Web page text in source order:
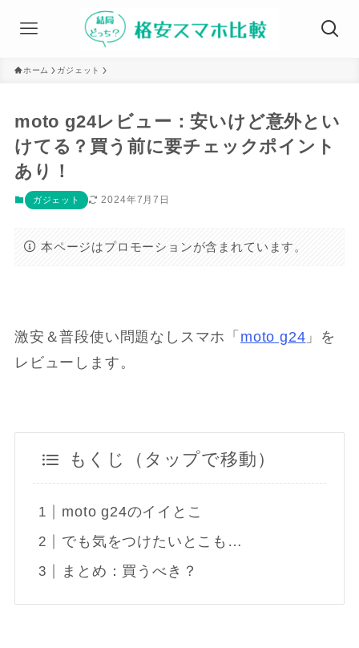
ホーム ガジェット
moto g24レビュー：安いけど意外とい
けてる？買う前に要チェックポイント
あり！
ガジェット 2024年7月7日
本ページはプロモーションが含まれています。
激安＆普段使い問題なしスマホ「 moto g24 」を
レビューします。
もくじ（タップで移動）
moto g24のイイとこ
でも気をつけたいとこも…
まとめ：買うべき？